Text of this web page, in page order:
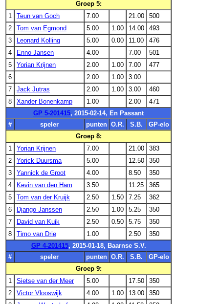
Groep 5:
1
Teun van Goch 7.00 21.00
500
2
Tom van Egmond 5.00 1.00 14.00
493
3
Leonard Kolling 5.00 0.00 11.00
476
4
Enno Jansen 4.00 7.00
501
5
Yorian Krijnen 2.00 1.00 7.00
477
6
2.00 1.00
3.00
7
Jack Jutras 2.00 1.00 3.00
460
8
Xander Bonenkamp 1.00 2.00
471
GP 5-201415, 2015-02-14, En Passant
#
speler punten O.R. S.B.
GP-elo
Groep 8:
1
Yorian Krijnen 7.00 21.00
383
2
Yorick Duursma 5.00 12.50
350
3
Yannick de Groot 4.00 8.50
350
4
Kevin van den Ham 3.50 11.25
365
5
Tom van der Kruijk 2.50 1.50 7.25
362
6
Django Janssen 2.50 1.00 5.25
350
7
David van Kuik 2.50 0.50 5.75
350
8
Timo van Drie 1.00 2.50
350
GP 4-201415, 2015-01-18, Baarnse S.V.
#
speler punten O.R. S.B.
GP-elo
Groep 9:
1
Sietse van der Meer 5.00 17.50
350
2
Victor Vlooswijk 4.00 1.00 13.00
350